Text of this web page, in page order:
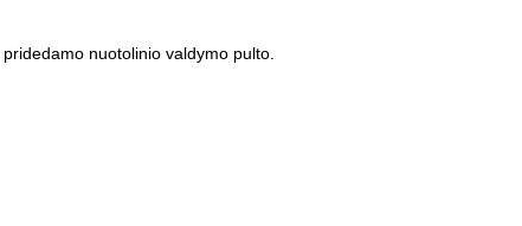
nuotolinio valdymo pulto.